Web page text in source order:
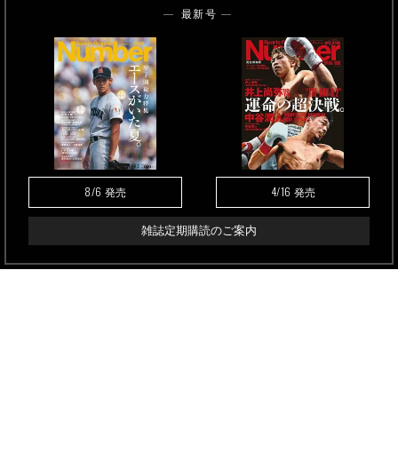
最新号
8/6 発売 4/16 発売
雑誌定期購読のご案内